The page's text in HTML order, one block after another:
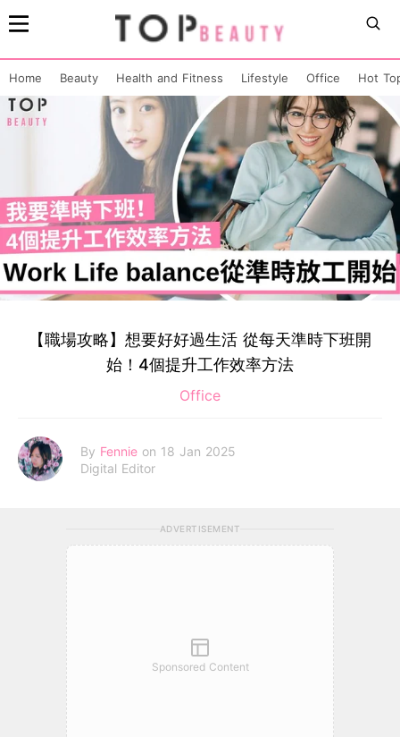
Home Beauty Health and Fitness Lifestyle Office Hot
【職場攻略】想要好好過生活 從每天準時下班開
始！4個提升工作效率方法
Office
By Fennie on 18 Jan 2025
Digital Editor
ADVERTISEMENT
Sponsored Content